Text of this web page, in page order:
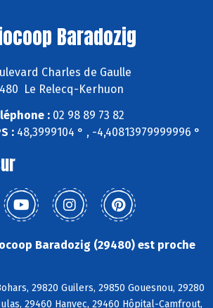
Baradozig
Charles de Gaulle
Le Relecq-Kerhuon
:02 98 89 73 82
:48,3999104 ° , -4,40813979999996 °
Baradozig (29480) est proche
29820 Guilers, 29850 Gouesnou, 29280
29460 Hanvec, 29460 Hôpital-Camfrout,